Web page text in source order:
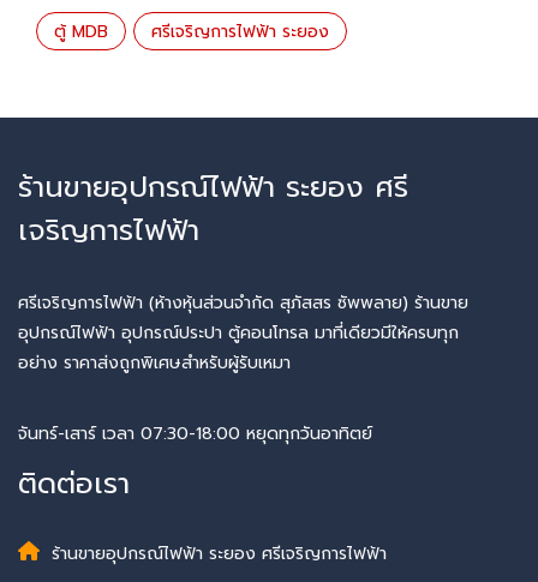
ตู้ MDB ศรีเจริญการไฟฟ้า ระยอง
ร้านขายอุปกรณ์ไฟฟ้า ระยอง ศรี
เจริญการไฟฟ้า
ศรีเจริญการไฟฟ้า (ห้างหุ้นส่วนจำกัด สุภัสสร ซัพพลาย) ร้านขาย
อุปกรณ์ไฟฟ้า อุปกรณ์ประปา ตู้คอนโทรล มาที่เดียวมีให้ครบทุก
อย่าง ราคาส่งถูกพิเศษสำหรับผู้รับเหมา
จันทร์-เสาร์ เวลา 07:30-18:00 หยุดทุกวันอาทิตย์
ติดต่อเรา
ร้านขายอุปกรณ์ไฟฟ้า ระยอง ศรีเจริญการไฟฟ้า